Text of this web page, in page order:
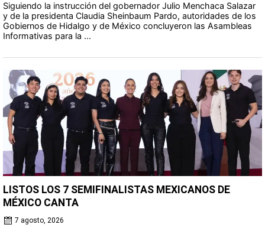
Siguiendo la instrucción del gobernador Julio Menchaca Salazar
y de la presidenta Claudia Sheinbaum Pardo, autoridades de los
Gobiernos de Hidalgo y de México concluyeron las Asambleas
Informativas para la ...
LISTOS LOS 7 SEMIFINALISTAS MEXICANOS DE
MÉXICO CANTA
7 agosto, 2026